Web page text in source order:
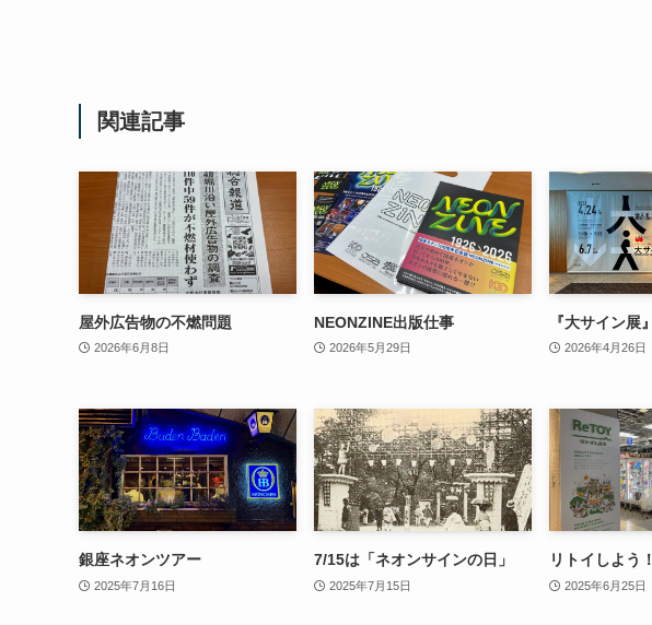
関連記事
屋外広告物の不燃問題
2026年6月8日
NEONZINE出版仕事
2026年5月29日
『大サイン展』
2026年4月26日
銀座ネオンツアー
2025年7月16日
7/15は「ネオンサインの日」
2025年7月15日
リトイしよう！
2025年6月25日